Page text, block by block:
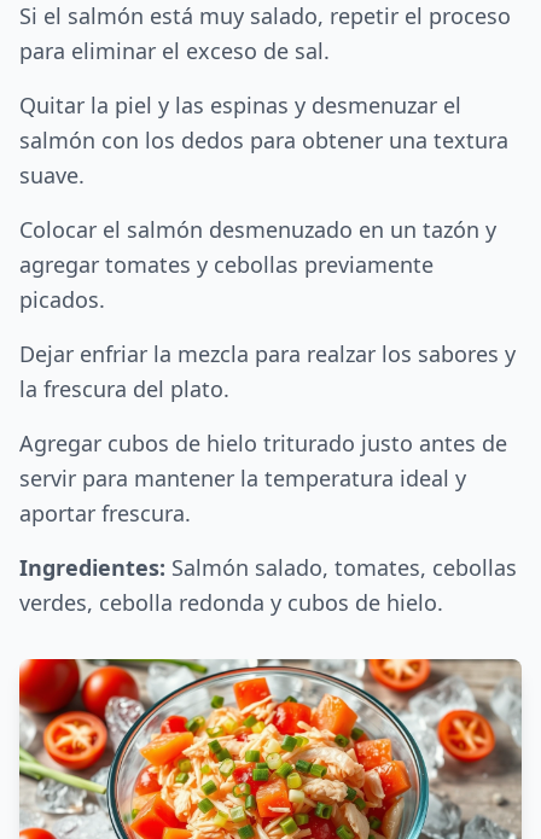
Si el salmón está muy salado, repetir el proceso
para eliminar el exceso de sal.
Quitar la piel y las espinas y desmenuzar el
salmón con los dedos para obtener una textura
suave.
Colocar el salmón desmenuzado en un tazón y
agregar tomates y cebollas previamente
picados.
Dejar enfriar la mezcla para realzar los sabores y
la frescura del plato.
Agregar cubos de hielo triturado justo antes de
servir para mantener la temperatura ideal y
aportar frescura.
Ingredientes: Salmón salado, tomates, cebollas
verdes, cebolla redonda y cubos de hielo.